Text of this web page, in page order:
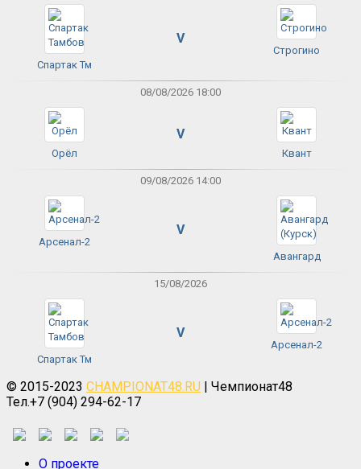
Спартак Тм
V
Строгино
08/08/2026 18:00
Орёл
V
Квант
09/08/2026 14:00
Арсенал-2
V
Авангард
15/08/2026
Спартак Тм
V
Арсенал-2
© 2015-2023 CHAMPIONAT48.RU | Чемпионат48
Тел.+7 (904) 294-62-17
О проекте